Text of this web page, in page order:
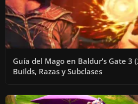
Guía del Mago en Baldur’s Gate 3
Builds, Razas y Subclases